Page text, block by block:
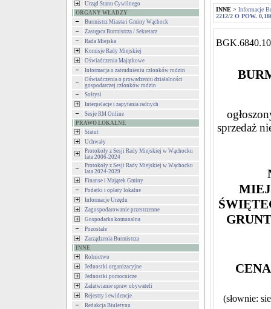
Urząd Stanu Cywilnego
ORGANY WŁADZY
Burmistrz Miasta i Gminy Wąchock
Zastępca Burmistrza / Sekretarz
Rada Miejska
Komisje Rady Miejskiej
Oświadczenia Majątkowe
Informacja o zatrudnieniu członków rodzin
Oświadczenia o prowadzeniu działalności
gospodarczej członków rodzin
Sołtysi
Interpelacje i zapytania radnych
Sesje RM Online
PRAWO LOKALNE
Statut
Uchwały
Protokoły z Sesji Rady Miejskiej w Wąchocku
lata 2006-2024
Protokoły z Sesji Rady Miejskiej w Wąchocku
lata 2024-2029
Finanse i Majątek Gminy
Podatki i opłaty lokalne
Informacje Urzędu
Zagospodarowanie przestrzenne
Gospodarka komunalna
Pozostałe
Zarządzenia Burmistrza
INNE
Rolnictwo
Jednostki organizacyjne
Jednostki pomocnicze
Załatwianie spraw obywateli
Rejestry i ewidencje
Redakcja Biuletynu
INNE > Informacje
2212/2 O POW.
sprzedaż
(słownie: